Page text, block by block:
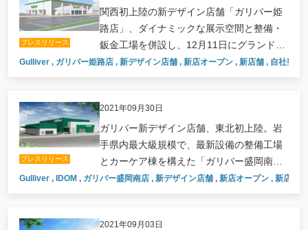
プレスリリース
関西初上陸の新デザイン店舗「ガリバー姫
路店」、ダイナミックな展示空間と整備・
鈑金工場を併設し、12月11日にグランドオ
ープン。
Gulliver , ガリバー姫路店 , 新デザイン店舗 , 新店オープン , 新店舗 , 自社整備
2021年09月30日
プレスリリース
ガリバー新デザイン店舗、東北初上陸。岩
手県内最大級規模で、最新設備の整備工場
とカーケア棟を構えた「ガリバー盛岡南
店」、10月9日オープン。
Gulliver , IDOM , ガリバー盛岡南店 , 新デザイン店舗 , 新店オープン , 新店舗
2021年09月03日